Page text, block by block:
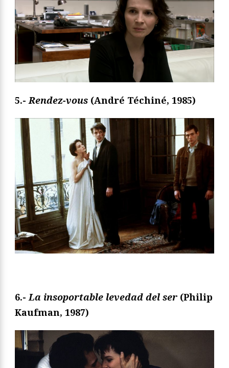
5.-Rendez-vous (André Téchiné, 1985)
6.- La insoportable levedad del ser (Philip
Kaufman, 1987)